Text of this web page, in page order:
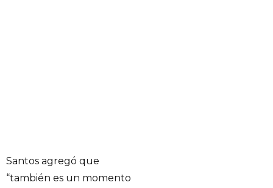
Santos agregó que
“también es un momento